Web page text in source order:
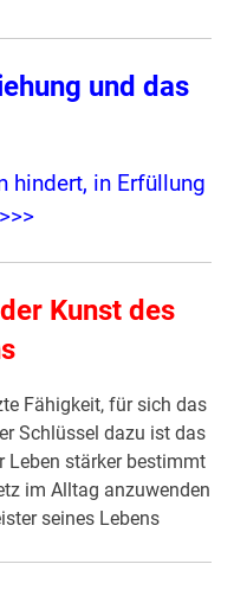
und das
hindert, in Erfüllung
Kunst des
Fähigkeit, für sich das
Schlüssel dazu ist das
Leben stärker bestimmt
im Alltag anzuwenden
seines Lebens